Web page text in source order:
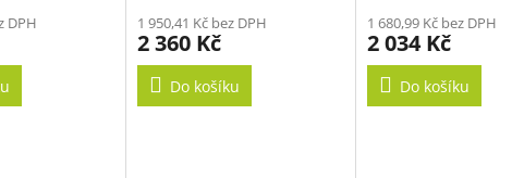
DPH 1 950,41 Kč bez DPH
2 360 Kč
Do košíku
1 680,99 Kč bez DPH
2 034 Kč
Do košíku